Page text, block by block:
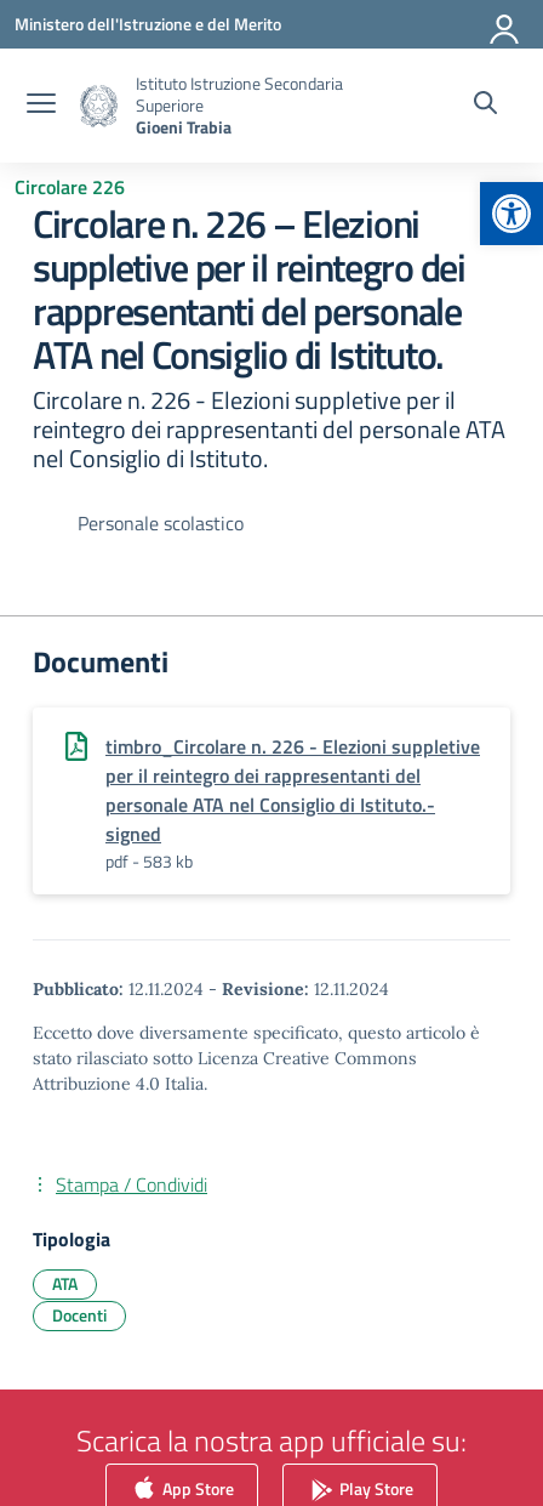
Vai ai contenuti
Vai al menu di navigazione
Vai al footer
Ministero dell'Istruzione e del Merito
Istituto Istruzione Secondaria
Superiore
Gioeni Trabia
Circolare 226
Circolare n. 226 – Elezioni
suppletive per il reintegro dei
rappresentanti del personale
ATA nel Consiglio di Istituto.
Circolare n. 226 - Elezioni suppletive per il
reintegro dei rappresentanti del personale ATA
nel Consiglio di Istituto.
Personale scolastico
Documenti
timbro_Circolare n. 226 - Elezioni suppletive
per il reintegro dei rappresentanti del
personale ATA nel Consiglio di Istituto.-
signed
pdf - 583 kb
Pubblicato: 12.11.2024 - Revisione: 12.11.2024
Eccetto dove diversamente specificato, questo articolo è
stato rilasciato sotto Licenza Creative Commons
Attribuzione 4.0 Italia.
Stampa / Condividi
Tipologia
ATA
Docenti
Scarica la nostra app ufficiale su:
App Store Play Store